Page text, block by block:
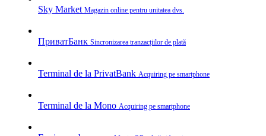
Sky Market Magazin online pentru unitatea dvs.
ПриватБанк Sincronizarea tranzacțiilor de plată
Terminal de la PrivatBank Acquiring pe smartphone
Terminal de la Mono Acquiring pe smartphone